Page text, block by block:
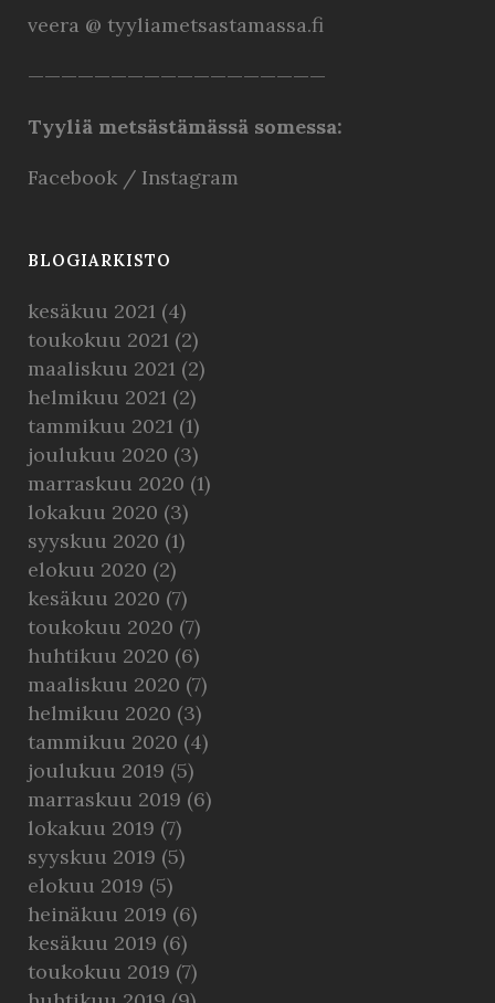
veera @ tyyliametsastamassa.fi
——————————————————
Tyyliä metsästämässä somessa:
Facebook / Instagram
BLOGIARKISTO
kesäkuu 2021 (4)
toukokuu 2021 (2)
maaliskuu 2021 (2)
helmikuu 2021 (2)
tammikuu 2021 (1)
joulukuu 2020 (3)
marraskuu 2020 (1)
lokakuu 2020 (3)
syyskuu 2020 (1)
elokuu 2020 (2)
kesäkuu 2020 (7)
toukokuu 2020 (7)
huhtikuu 2020 (6)
maaliskuu 2020 (7)
helmikuu 2020 (3)
tammikuu 2020 (4)
joulukuu 2019 (5)
marraskuu 2019 (6)
lokakuu 2019 (7)
syyskuu 2019 (5)
elokuu 2019 (5)
heinäkuu 2019 (6)
kesäkuu 2019 (6)
toukokuu 2019 (7)